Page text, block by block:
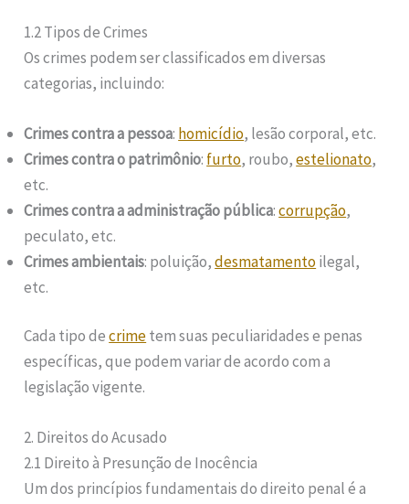
1.2 Tipos de Crimes
Os crimes podem ser classificados em diversas
categorias, incluindo:
Crimes contra a pessoa: homicídio, lesão corporal, etc.
Crimes contra o patrimônio: furto, roubo,estelionato,
etc.
Crimes contra a administração pública:corrupção,
peculato, etc.
Crimes ambientais: poluição,desmatamentoilegal,
etc.
Cada tipo decrimetem suas peculiaridades e penas
específicas, que podem variar de acordo com a
legislação vigente.
2. Direitos do Acusado
2.1 Direito à Presunção de Inocência
Um dos princípios fundamentais do direito penal é a